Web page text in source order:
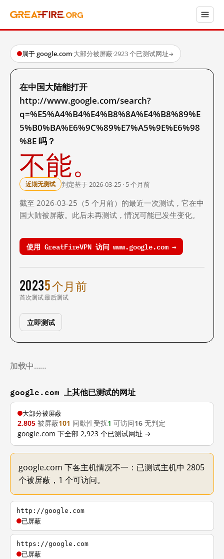
属于 google.com·大部分被屏蔽·2923 个已测试网址→
在中国大陆能打开
http://www.google.com/search?
q=%E5%A4%B4%E4%B8%8A%E4%B8%89%E
5%B0%BA%E6%9C%89%E7%A5%9E%E6%98
%8E 吗？
不能。
近期无测试 判定基于 2026-03-25 · 5 个月前
截至 2026-03-25（5 个月前）的最近一次测试，它在中
国大陆被屏蔽。此后未再测试，情况可能已发生变化。
使用 GreatFireVPN 访问 www.google.com →
2023
首次测试
5 个月前
最后测试
立即测试
加载中……
google.com 上其他已测试的网址
大部分被屏蔽
2,805 被屏蔽101 间歇性受扰1 可访问16 无判定
google.com 下全部 2,923 个已测试网址 →
google.com 下各主机情况不一：已测试主机中 2805
个被屏蔽，1 个可访问。
http://google.com
已屏蔽
https://google.com
已屏蔽